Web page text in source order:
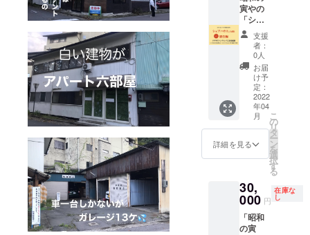
ん。自
己負担
となり
ますの
でご了
承くだ
さい。
くださ
い。 ★
契約前
に必
ず、女
将の清
水則子
と会っ
て話を
し、さ
らにガ
レージ
を内見
してい
（内見
時の宿
泊費・
交通費
などは
ます。
★宿泊
券の有
効期限
は発行
から２
年にな
りま
す。
★1人で
50連泊
でも、
10人で5
泊でも
す。1泊
を50回
に分け
て別日
に宿泊
寅やの
「シェ
アハウ
ス」居
住権
（１年
分）を
ご提供
いたし
ます。
クラウ
ドファ
ンディ
ングご
の気持
ちを込
めて、
１ヶ月
￥38,00
支援
者：
0人
お届
け予
定：
2022
年04
月
詳細を見る
こ
の
リ
タ
ー
ン
を
選
択
す
る
30,
000 円
在庫な
し
「昭和
の寅